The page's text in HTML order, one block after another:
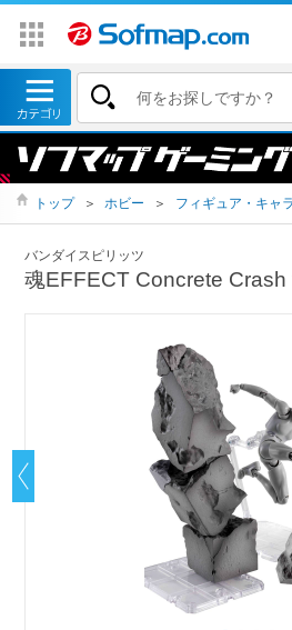
トップ ＞ ホビー ＞ フィギュア・キャ
バンダイスピリッツ
魂EFFECT Concrete Crash